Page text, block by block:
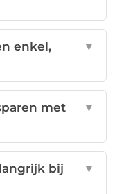
enkel,
▼
met
▼
bij
▼